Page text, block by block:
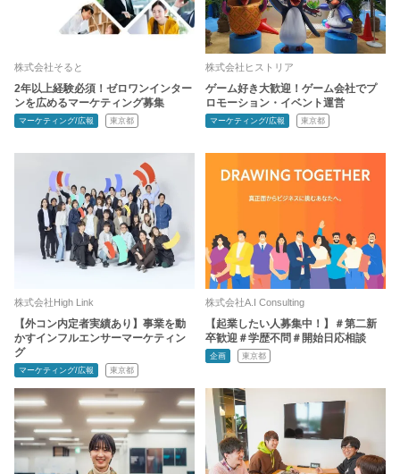
株式会社そると
2年以上経験必須！ゼロワンインター
ンを広めるマーケティング募集
マーケティング/広報 東京都
株式会社ヒストリア
ゲーム好き大歓迎！ゲーム会社でプ
ロモーション・イベント運営
マーケティング/広報 東京都
株式会社High Link
【外コン内定者実績あり】事業を動
かすインフルエンサーマーケティン
グ
マーケティング/広報 東京都
株式会社A.I Consulting
【起業したい人募集中！】＃第二新
卒歓迎＃学歴不問＃開始日応相談
企画 東京都